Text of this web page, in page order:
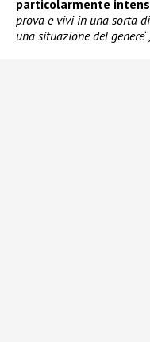
particolarmente
prova e vivi in una sorta
una situazione del genere